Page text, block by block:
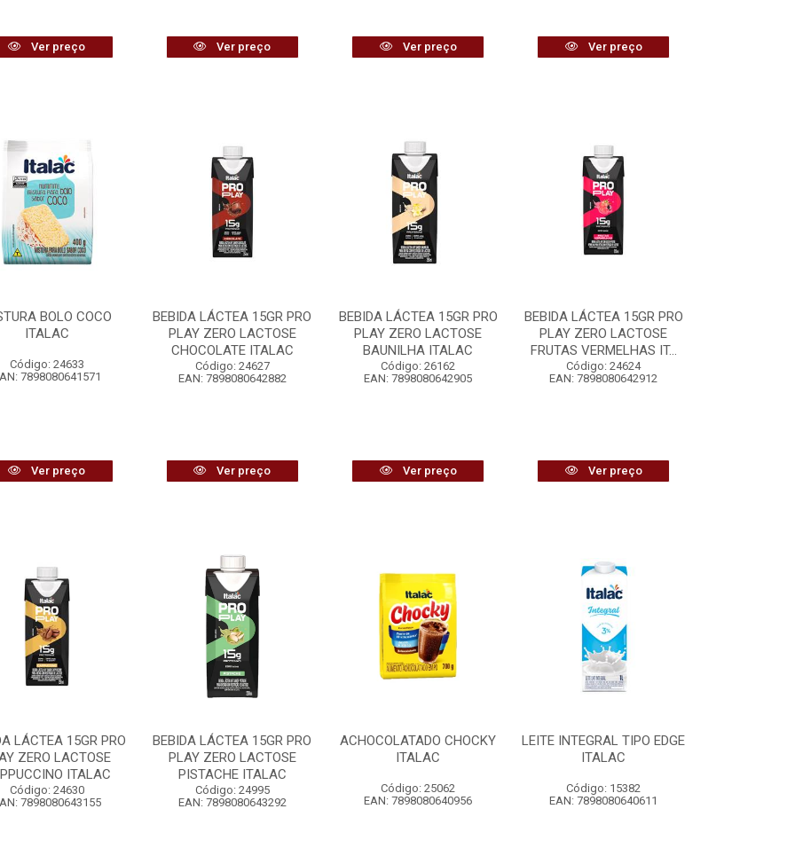
Ver preço Ver preço Ver preço Ver preço
BOLO COCO
ITALAC
Código: 24633
7898080641571
Ver preço
BEBIDA LÁCTEA 15GR PRO
PLAY ZERO LACTOSE
CHOCOLATE ITALAC
Código: 24627
EAN: 7898080642882
Ver preço
BEBIDA LÁCTEA 15GR PRO
PLAY ZERO LACTOSE
BAUNILHA ITALAC
Código: 26162
EAN: 7898080642905
Ver preço
BEBIDA LÁCTEA 15GR PRO
PLAY ZERO LACTOSE
FRUTAS VERMELHAS IT...
Código: 24624
EAN: 7898080642912
Ver preço
LÁCTEA 15GR PRO
ZERO LACTOSE
ITALAC
Código: 24630
7898080643155
BEBIDA LÁCTEA 15GR PRO
PLAY ZERO LACTOSE
PISTACHE ITALAC
Código: 24995
EAN: 7898080643292
ACHOCOLATADO CHOCKY
ITALAC
Código: 25062
EAN: 7898080640956
LEITE INTEGRAL TIPO EDGE
ITALAC
Código: 15382
EAN: 7898080640611